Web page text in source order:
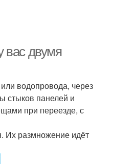
вас двумя
водопровода, через
стыков панелей и
при переезде, с
Их размножение идёт